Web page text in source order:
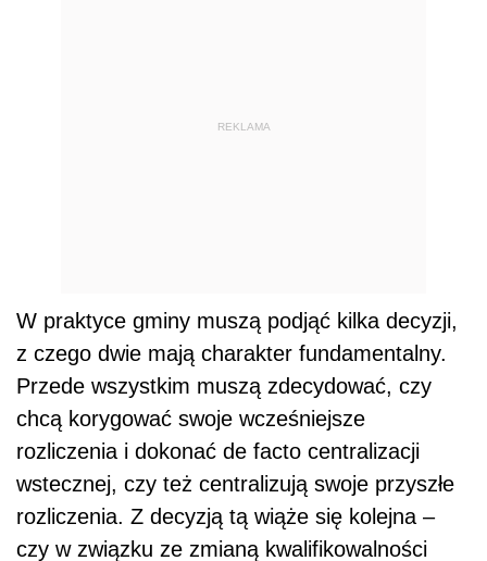
REKLAMA
W praktyce gminy muszą podjąć kilka decyzji,
z czego dwie mają charakter fundamentalny.
Przede wszystkim muszą zdecydować, czy
chcą korygować swoje wcześniejsze
rozliczenia i dokonać de facto centralizacji
wstecznej, czy też centralizują swoje przyszłe
rozliczenia. Z decyzją tą wiąże się kolejna –
czy w związku ze zmianą kwalifikowalności